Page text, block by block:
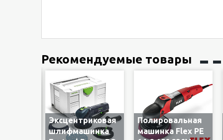
Рекомендуемые товары
Эксцентриковая
шлифмашинка
Полировальная
машинка Flex PE